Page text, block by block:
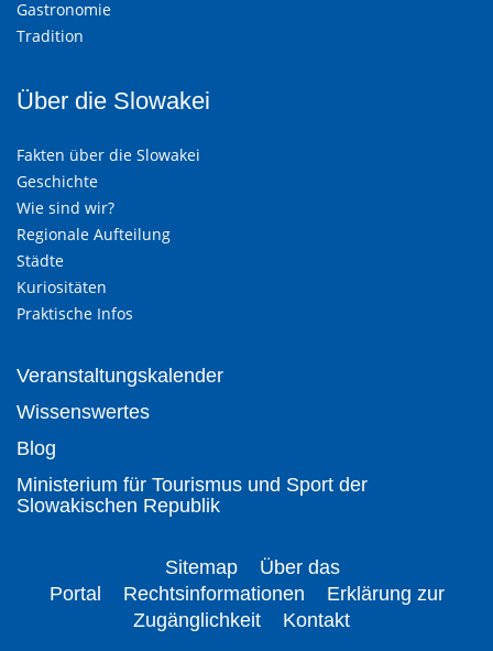
Gastronomie
Tradition
Über die Slowakei
Fakten über die Slowakei
Geschichte
Wie sind wir?
Regionale Aufteilung
Städte
Kuriositäten
Praktische Infos
Veranstaltungskalender
Wissenswertes
Blog
Ministerium für Tourismus und Sport der
Slowakischen Republik
Sitemap
Über das
Portal
Rechtsinformationen
Erklärung zur
Zugänglichkeit
Kontakt